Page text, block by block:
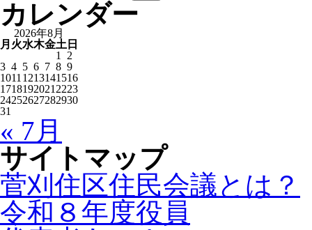
カレンダー
2026年8月
月 火水木金土 日
1
2
3 4 5 6 7 8 9
1011 1213141516
1718192021 2223
24252627282930
31
« 7月
サイトマップ
菅刈住区住民会議とは？
令和８年度役員